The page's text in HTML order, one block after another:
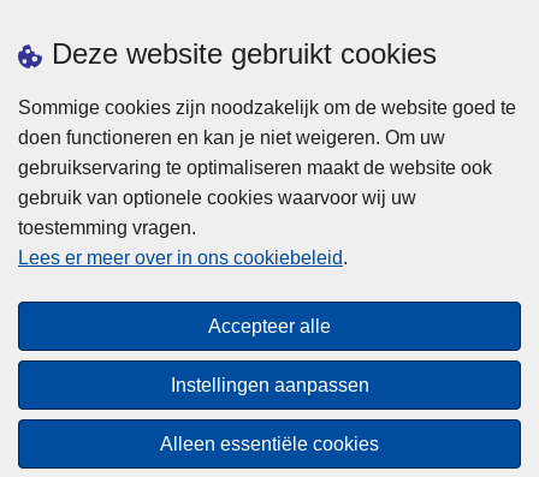
Deze website gebruikt cookies
Sommige cookies zijn noodzakelijk om de website goed te
doen functioneren en kan je niet weigeren. Om uw
gebruikservaring te optimaliseren maakt de website ook
gebruik van optionele cookies waarvoor wij uw
toestemming vragen.
Lees er meer over in ons cookiebeleid.
Accepteer alle
Instellingen aanpassen
Alleen essentiële cookies
Privacy
Cookies
Toegankelijkheid
© 2026 Politie.be